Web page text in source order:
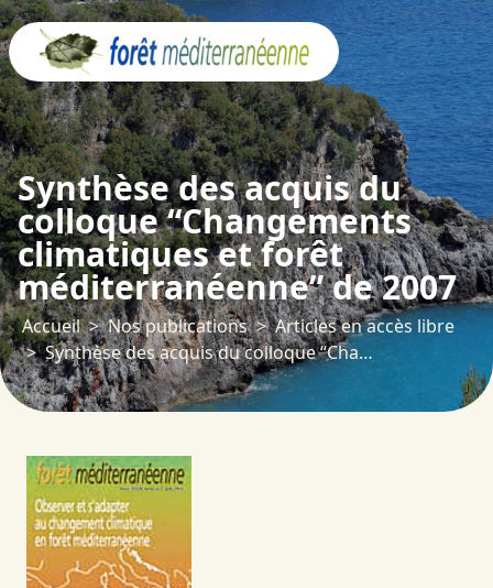
Synthèse des acquis du
colloque “Changements
climatiques et forêt
méditerranéenne” de 2007
Accueil Nos publications
Articles en accès libre
Synthèse des acquis du colloque “Changements climatiques et forêt méditerranéenne” de 2007
Panneau de gestion des cookies